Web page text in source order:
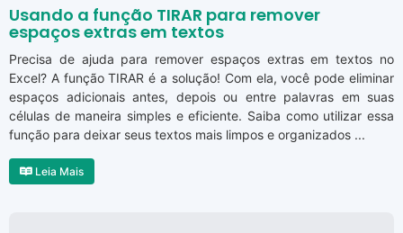
Usando a função TIRAR para remover
espaços extras em textos
Precisa de ajuda para remover espaços extras em textos no
Excel? A função TIRAR é a solução! Com ela, você pode eliminar
espaços adicionais antes, depois ou entre palavras em suas
células de maneira simples e eficiente. Saiba como utilizar essa
função para deixar seus textos mais limpos e organizados ...
Leia Mais